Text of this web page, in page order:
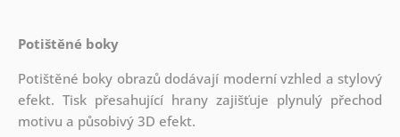
Potištěné boky
Potištěné boky obrazů dodávají moderní vzhled a stylový
efekt. Tisk přesahující hrany zajišťuje plynulý přechod
motivu a působivý 3D efekt.